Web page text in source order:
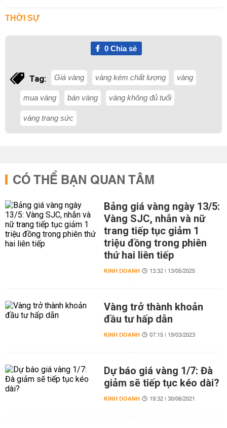
THỜI SỰ
0Chia sẻ
Tag: Giá vàng vàng kém chất lượng vàng
mua vàng bán vàng vàng không đủ tuổi
vàng trang sức
CÓ THỂ BẠN QUAN TÂM
Bảng giá vàng ngày 13/5:
Vàng SJC, nhẫn và nữ
trang tiếp tục giảm 1
triệu đồng trong phiên
thứ hai liên tiếp
KINH DOANH 13:32 | 13/05/2025
Vàng trở thành khoản
đầu tư hấp dẫn
KINH DOANH 07:15 | 19/03/2023
Dự báo giá vàng 1/7: Đà
giảm sẽ tiếp tục kéo dài?
KINH DOANH 19:32 | 30/06/2021